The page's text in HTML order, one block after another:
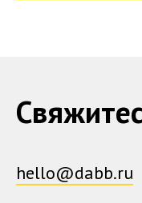
hello@dabb.ru